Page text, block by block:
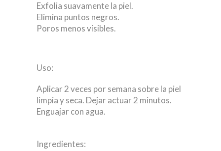
Exfolia suavamente la piel.
Elimina puntos negros.
Poros menos visibles.
Uso:
Aplicar 2 veces por semana sobre la piel
limpia y seca. Dejar actuar 2 minutos.
Enguajar con agua.
Ingredientes: